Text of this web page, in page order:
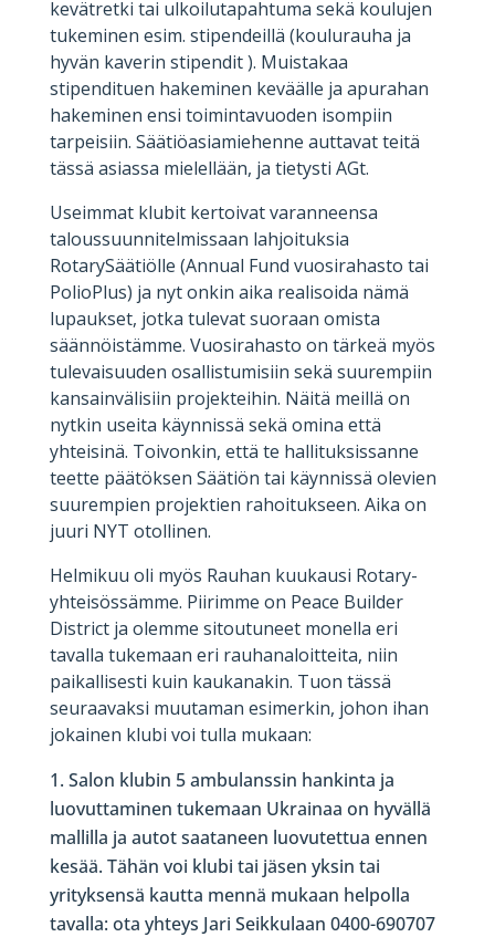
kevätretki tai ulkoilutapahtuma sekä koulujen
tukeminen esim. stipendeillä (koulurauha ja
hyvän kaverin stipendit ). Muistakaa
stipendituen hakeminen keväälle ja apurahan
hakeminen ensi toimintavuoden isompiin
tarpeisiin. Säätiöasiamiehenne auttavat teitä
tässä asiassa mielellään, ja tietysti AGt.
Useimmat klubit kertoivat varanneensa
taloussuunnitelmissaan lahjoituksia
RotarySäätiölle (Annual Fund vuosirahasto tai
PolioPlus) ja nyt onkin aika realisoida nämä
lupaukset, jotka tulevat suoraan omista
säännöistämme. Vuosirahasto on tärkeä myös
tulevaisuuden osallistumisiin sekä suurempiin
kansainvälisiin projekteihin. Näitä meillä on
nytkin useita käynnissä sekä omina että
yhteisinä. Toivonkin, että te hallituksissanne
teette päätöksen Säätiön tai käynnissä olevien
suurempien projektien rahoitukseen. Aika on
juuri NYT otollinen.
Helmikuu oli myös Rauhan kuukausi Rotary-
yhteisössämme. Piirimme on Peace Builder
District ja olemme sitoutuneet monella eri
tavalla tukemaan eri rauhanaloitteita, niin
paikallisesti kuin kaukanakin. Tuon tässä
seuraavaksi muutaman esimerkin, johon ihan
jokainen klubi voi tulla mukaan:
Salon klubin 5 ambulanssin hankinta ja
luovuttaminen tukemaan Ukrainaa on hyvällä
mallilla ja autot saataneen luovutettua ennen
kesää. Tähän voi klubi tai jäsen yksin tai
yrityksensä kautta mennä mukaan helpolla
tavalla: ota yhteys Jari Seikkulaan 0400-690707